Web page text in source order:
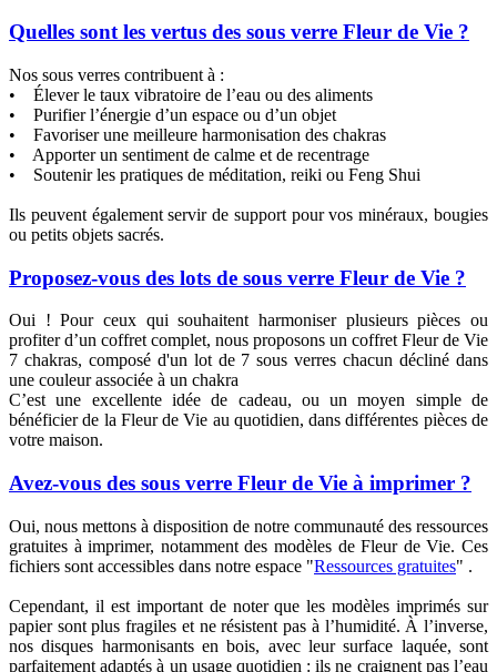
Quelles sont les vertus des sous verre Fleur de Vie ?
Nos sous verres contribuent à :
• Élever le taux vibratoire de l’eau ou des aliments
• Purifier l’énergie d’un espace ou d’un objet
• Favoriser une meilleure harmonisation des chakras
• Apporter un sentiment de calme et de recentrage
• Soutenir les pratiques de méditation, reiki ou Feng Shui
Ils peuvent également servir de support pour vos minéraux, bougies
ou petits objets sacrés.
Proposez-vous des lots de sous verre Fleur de Vie ?
Oui ! Pour ceux qui souhaitent harmoniser plusieurs pièces ou
profiter d’un coffret complet, nous proposons un coffret Fleur de Vie
7 chakras, composé d'un lot de 7 sous verres chacun décliné dans
une couleur associée à un chakra
C’est une excellente idée de cadeau, ou un moyen simple de
bénéficier de la Fleur de Vie au quotidien, dans différentes pièces de
votre maison.
Avez-vous des sous verre Fleur de Vie à imprimer ?
Oui, nous mettons à disposition de notre communauté des ressources
gratuites à imprimer, notamment des modèles de Fleur de Vie. Ces
fichiers sont accessibles dans notre espace "Ressources gratuites" .
Cependant, il est important de noter que les modèles imprimés sur
papier sont plus fragiles et ne résistent pas à l’humidité. À l’inverse,
nos disques harmonisants en bois, avec leur surface laquée, sont
parfaitement adaptés à un usage quotidien : ils ne craignent pas l’eau